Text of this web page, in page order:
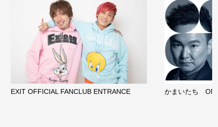
EXIT OFFICIAL FANCLUB ENTRANCE かまいたち